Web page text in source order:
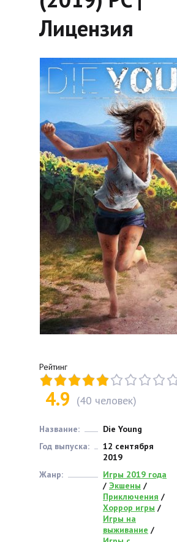
Лицензия
Рейтинг
4.9 (40 человек)
Название:
Die Young
Год выпуска:
12 сентября
2019
Жанр:
Игры 2019 года
/ Экшены /
Приключения /
Хоррор игры /
Игры на
выживание /